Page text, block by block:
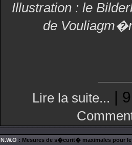
Illustration : le
de
Lire la suite... |
N.W.O : Mesures de s�curit� maximales pour